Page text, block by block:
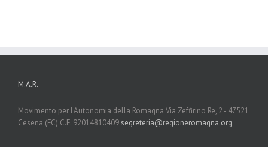
M.A.R.
Movimento per l'Autonomia della Romagna Via Zeffirino Re, 2 - 47521
Cesena (FC) C.F. 92014810409 segreteria@regioneromagna.org